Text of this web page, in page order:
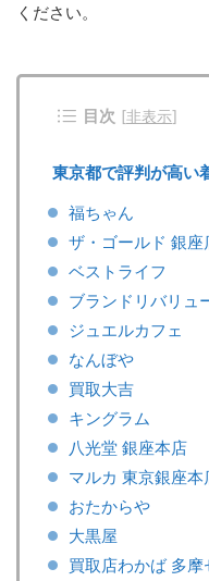
ください。
目次 [非表示]
東京都で評判が高い
福ちゃん
ザ・ゴールド 銀座
ベストライフ
ブランドリバリュ
ジュエルカフェ
なんぼや
買取大吉
キングラム
八光堂 銀座本店
マルカ 東京銀座本
おたからや
大黒屋
買取店わかば 多